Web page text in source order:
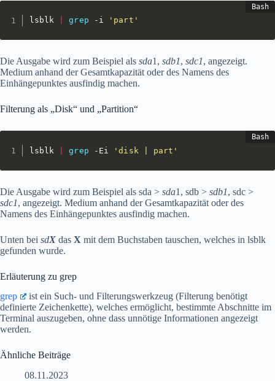
lsblk grep -i 'part'
Die Ausgabe wird zum Beispiel als sda1, sdb1, sdc1, angezeigt.
Medium anhand der Gesamtkapazität oder des Namens des
Einhängepunktes ausfindig machen.
Filterung als „Disk“ und „Partition“
lsblk grep -Ei 'disk | part'
Die Ausgabe wird zum Beispiel als sda > sda1, sdb > sdb1, sdc >
sdc1, angezeigt. Medium anhand der Gesamtkapazität oder des
Namens des Einhängepunktes ausfindig machen.
Unten bei sdX das X mit dem Buchstaben tauschen, welches in lsblk
gefunden wurde.
Erläuterung zu grep
grep
ist ein Such- und Filterungswerkzeug (Filterung benötigt
definierte Zeichenkette), welches ermöglicht, bestimmte Abschnitte im
Terminal auszugeben, ohne dass unnötige Informationen angezeigt
werden.
Ähnliche Beiträge
08.11.2023